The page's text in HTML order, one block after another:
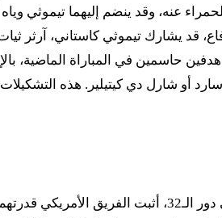
عنه، وقد ينضم إليهما تيموثي
قد يشارك تيموثي كاستاني، آرثر
حاسمين في المباراة الماضية،
أو شارل دي كيتيلير. هذه
يُظهر المنتخب الأمريكي في كأس العالم 2026 اعتماداً على حيوية الشباب والسرعة في الانتقال من الدفاع للهجوم. بعد